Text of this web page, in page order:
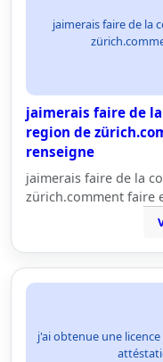
jaimerais faire de la
jaimerais faire de
region de
renseigne
jaimerais faire de la
zürich.comment faire
j'ai obtenue une